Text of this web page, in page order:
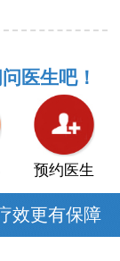
医生吧！
预约医生
效更有保障